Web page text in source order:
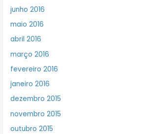
junho 2016
maio 2016
abril 2016
março 2016
fevereiro 2016
janeiro 2016
dezembro 2015
novembro 2015
outubro 2015